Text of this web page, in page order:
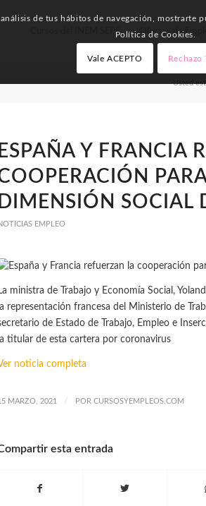
Cursos del INEM SEPE Ofertas de
Usted
ESPAÑA Y FRANCIA
DIMENSIÓN SOCIAL
EMPLEO
La ministra de Trabajo y Economía Social,
la representación francesa del Ministerio de
de Estado de Trabajo, Empleo e
la titular de esta cartera por coronavirus
noticia completa
MARZO, 2021 / POR CURSOSYEMPLEOS.COM
esta entrada
de tus hábitos de navegación,
Política de Cookies.
Vale ACEPTO Rechazo